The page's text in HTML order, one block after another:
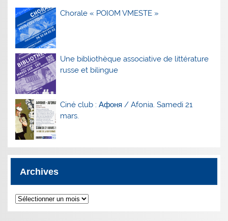
Chorale « POIOM VMESTE »
Une bibliothèque associative de littérature
russe et bilingue
Ciné club : Афоня / Afonia. Samedi 21
mars.
Archives
Archives